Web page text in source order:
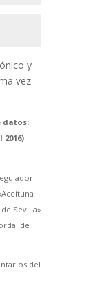
y
vez
datos:
2016)
Sevilla»
de
del